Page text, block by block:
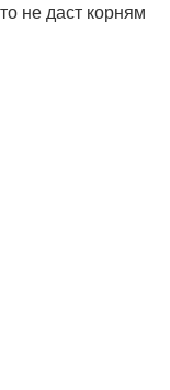
не даст корням